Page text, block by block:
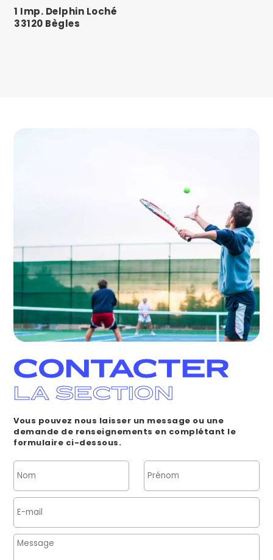
1 Imp. Delphin Loché
33120 Bègles
CONTACTER
LA SECTION
Vous pouvez nous laisser un message ou une
demande de renseignements en complétant le
formulaire ci-dessous.